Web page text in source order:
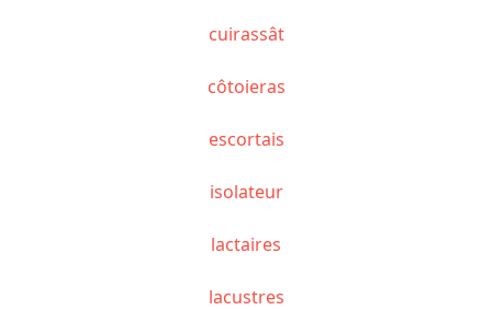
cuirassât
côtoieras
escortais
isolateur
lactaires
lacustres